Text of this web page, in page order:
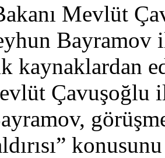
Mevlüt
Bayramov
kaynaklardan
Çavuşoğlu